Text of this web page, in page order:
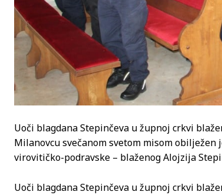
Uoči blagdana Stepinčeva u župnoj crkvi
Milanovcu svečanom svetom misom
virovitičko-podravske – blaženog Alojzija
Uoči blagdana Stepinčeva u župnoj crkvi